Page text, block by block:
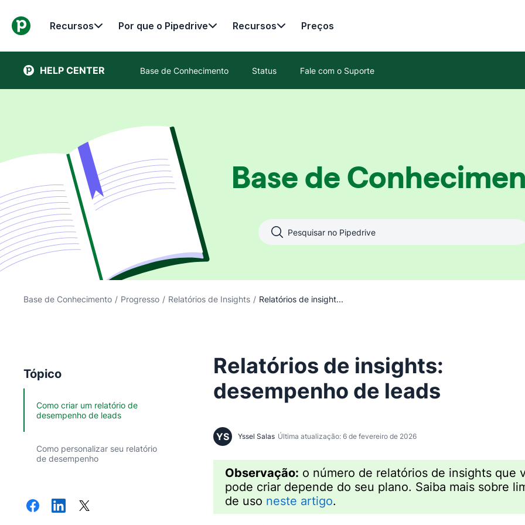
Recursos Por que o Pipedrive Recursos Preços
HELP CENTER Base de Conhecimento Status Fale com o Suporte
Base de
Base de Conhecimento / Progresso / Relatórios de Insights / Relatórios de insight...
Tópico
Como criar um relatório de
desempenho de leads
Como personalizar seu relatório
de desempenho
Relatórios de insights:
desempenho de leads
YS Yssel Salas Última atualização: 6 de fevereiro de 2026
Observação: o número de relatórios de insights que
pode criar depende do seu plano. Saiba mais sobre
de uso neste artigo.